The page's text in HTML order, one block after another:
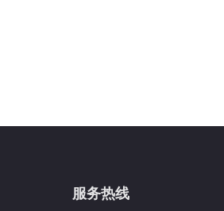
服务热线